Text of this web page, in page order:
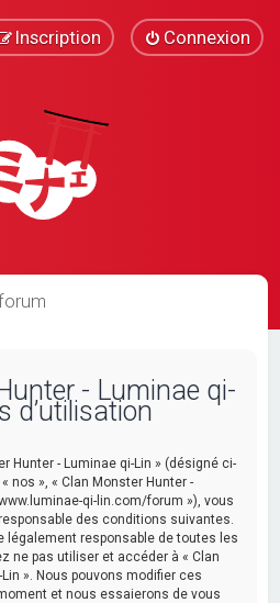
Connexion
Inscription
- Luminae qi-
d’utilisation
Hunter - Luminae qi-Lin » (désigné ci-
nos », « Clan Monster Hunter -
qi-lin.com/forum »), vous
des conditions suivantes.
légalement responsable de toutes les
ne pas utiliser et accéder à « Clan
». Nous pouvons modifier ces
et nous essaierons de vous